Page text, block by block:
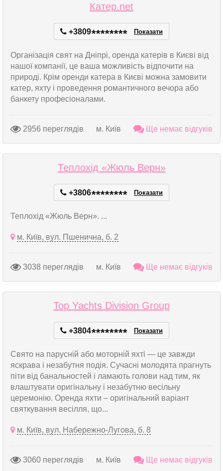
Катер.net
+3809******** Показати
Організація свят на Дніпрі, оренда катерів в Києві від
нашої компанії, це ваша можливість відпочити на
природі. Крім оренди катера в Києві можна замовити
катер, яхту і проведення романтичного вечора або
банкету професіоналами.
2956 переглядів м. Київ Ще немає відгуків
Теплохід «Жюль Верн»
+3806******** Показати
Теплохід «Жюль Верн». ...
м. Київ, вул. Пшенична, б. 2
3038 переглядів м. Київ Ще немає відгуків
Top Yachts Division Group
+3804******** Показати
Свято на парусній або моторній яхті — це завжди
яскрава і незабутня подія. Сучасні молодята прагнуть
піти від банальностей і ламають голови над тим, як
влаштувати оригінальну і незабутню весільну
церемонію. Оренда яхти – оригінальний варіант
святкування весілля, що...
м. Київ, вул. Набережно-Лугова, б. 8
3060 переглядів м. Київ Ще немає відгуків